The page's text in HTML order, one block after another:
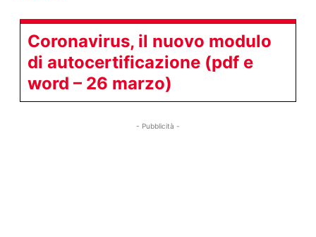
Coronavirus, il nuovo modulo
di autocertificazione (pdf e
word – 26 marzo)
- Pubblicità -